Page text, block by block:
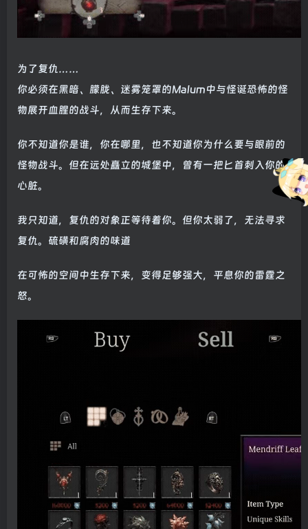
为了复仇……
你必须在黑暗、朦胧、迷雾笼罩的Malum中与怪诞恐怖的怪
物展开血腥的战斗，从而生存下来。
你不知道你是谁，你在哪里，也不知道你为什么要与眼前的
怪物战斗。但在远处矗立的城堡中，曾有一把匕首刺入你的
心脏。
我只知道，复仇的对象正等待着你。但你太弱了，无法寻求
复仇。硫磺和腐肉的味道
在可怖的空间中生存下来，变得足够强大，平息你的雷霆之
怒。